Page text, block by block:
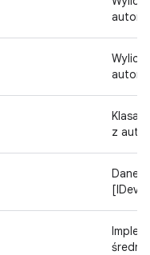
Klasa,
z
Dane